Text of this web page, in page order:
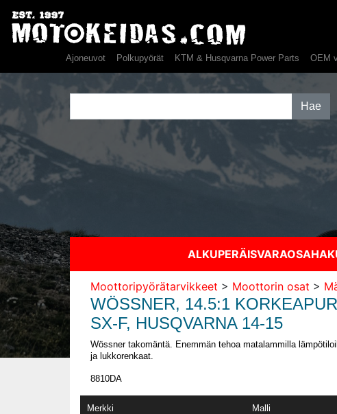
Ajoneuvot Polkupyörät KTM & Husqvarna Power Parts OEM
Moottoripyörätarvikkeet > Moottorin osat >
WÖSSNER, 14.5:1
SX-F, HUSQVARNA 14-15
Wössner takomäntä. Enemmän tehoa matalammilla
ja lukkorenkaat.
8810DA
Merkki Malli